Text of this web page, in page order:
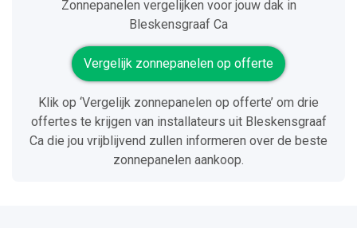
Zonnepanelen vergelijken voor jouw dak in
Bleskensgraaf Ca
Vergelijk zonnepanelen op offerte
Klik op ‘Vergelijk zonnepanelen op offerte’ om drie
offertes te krijgen van installateurs uit Bleskensgraaf
Ca die jou vrijblijvend zullen informeren over de beste
zonnepanelen aankoop.